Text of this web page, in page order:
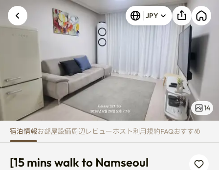
[15 mins walk to Namseoul
JPY
14
宿泊情報お部屋設備周辺 レビューホスト利用規約FAQおすすめ
[15 mins walk to Namseoul